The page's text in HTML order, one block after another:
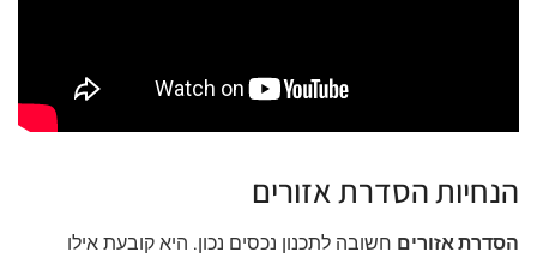
הנחיות הסדרת אזורים
הסדרת אזורים חשובה לתכנון נכסים נכון. היא קובעת אילו